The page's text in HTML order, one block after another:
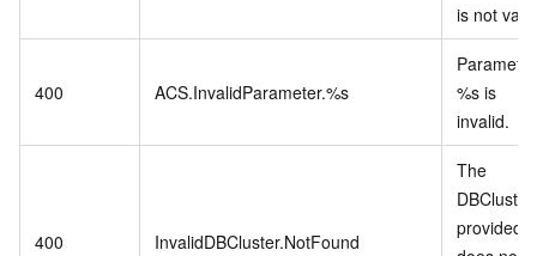
is not
400 ACS.InvalidParameter.%s
Parameter
%s is
invalid.
400 InvalidDBCluster.NotFound
The
provided